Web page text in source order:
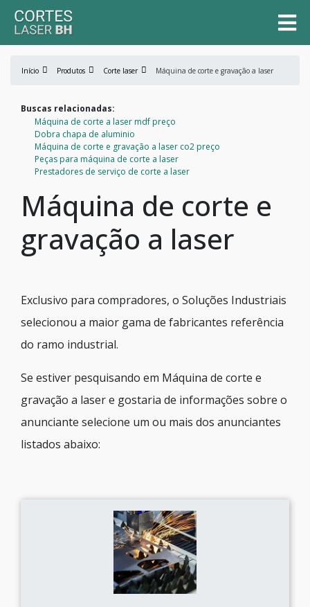
Início Produtos Corte laser Máquina de corte e gravação a laser
Buscas relacionadas:
Máquina de corte a laser mdf preço
Dobra chapa de aluminio
Máquina de corte e gravação a laser co2 preço
Peças para máquina de corte a laser
Prestadores de serviço de corte a laser
Máquina de corte e
gravação a laser
Exclusivo para compradores, o Soluções Industriais
selecionou a maior gama de fabricantes referência
do ramo industrial.
Se estiver pesquisando em Máquina de corte e
gravação a laser e gostaria de informações sobre o
anunciante selecione um ou mais dos anunciantes
listados abaixo: